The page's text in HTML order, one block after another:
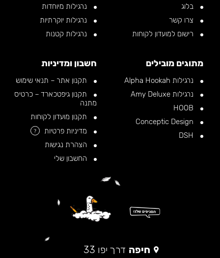
בלוג
צרו קשר
רישום למועדון לקוחות
נרגילות מיוחדות
נרגילות יוקרתיות
נרגילות קטנות
מתוגים מובילים
נרגילות Alpha Hookah
נרגילות Amy Deluxe
חשבון ומדיניות
תקנון אתר – תנאי שימוש
תקנון גיפטכארד – כרטיס
מתנה
תקנון מועדון לקוחות
מדיניות פרטיות
?
הצהרת נגישות
החשבון שלי
חיפה דרך יפו 33